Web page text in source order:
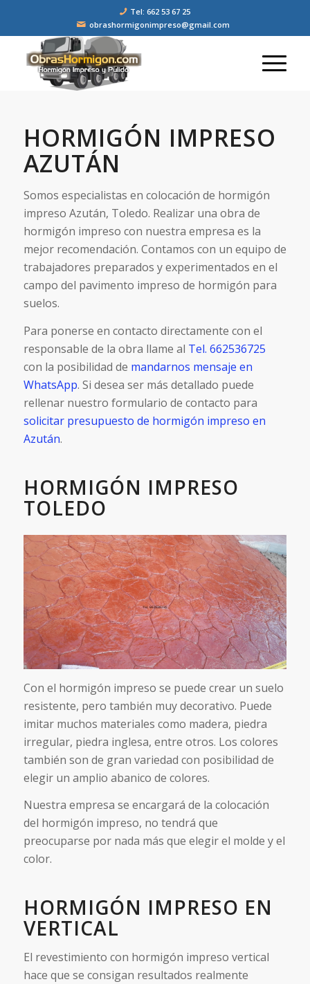
Tel: 662 53 67 25
obrashormigonimpreso@gmail.com
HORMIGÓN IMPRESO
AZUTÁN
Somos especialistas en colocación de hormigón
impreso Azután, Toledo. Realizar una obra de
hormigón impreso con nuestra empresa es la
mejor recomendación. Contamos con un equipo de
trabajadores preparados y experimentados en el
campo del pavimento impreso de hormigón para
suelos.
Para ponerse en contacto directamente con el
responsable de la obra llame al Tel. 662536725
con la posibilidad de mandarnos mensaje en
WhatsApp. Si desea ser más detallado puede
rellenar nuestro formulario de contacto para
solicitar presupuesto de hormigón impreso en
Azután.
HORMIGÓN IMPRESO
TOLEDO
Con el hormigón impreso se puede crear un suelo
resistente, pero también muy decorativo. Puede
imitar muchos materiales como madera, piedra
irregular, piedra inglesa, entre otros. Los colores
también son de gran variedad con posibilidad de
elegir un amplio abanico de colores.
Nuestra empresa se encargará de la colocación
del hormigón impreso, no tendrá que
preocuparse por nada más que elegir el molde y el
color.
HORMIGÓN IMPRESO EN
VERTICAL
El revestimiento con hormigón impreso vertical
hace que se consigan resultados realmente